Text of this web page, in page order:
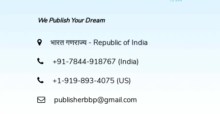
We Publish Your Dream
भारत गणराज्य - Republic of India
+91-7844-918767 (India)
+1-919-893-4075 (US)
publisherbbp@gmail.com